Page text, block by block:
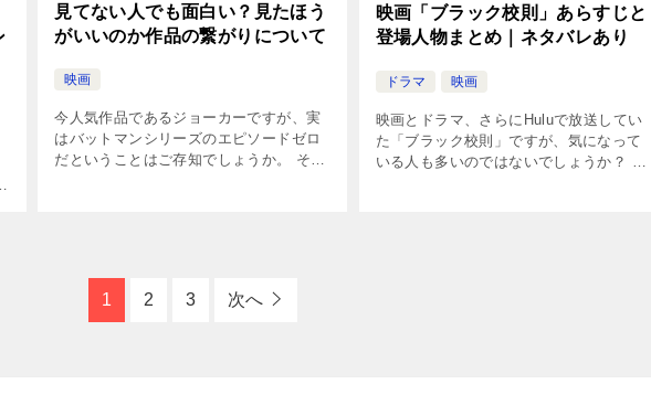
見てない人でも面白い？見たほう
がいいのか作品の繋がりについて
映画
今人気作品であるジョーカーですが、実
はバットマンシリーズのエピソードゼロ
だということはご存知でしょうか。 そう
映画「ブラック校則」あらすじと
登場人物まとめ｜ネタバレあり
ドラマ 映画
映画とドラマ、さらにHuluで放送してい
た「ブラック校則」ですが、気になって
いる人も多いのではないでしょうか？ 今
1 2 3 次へ